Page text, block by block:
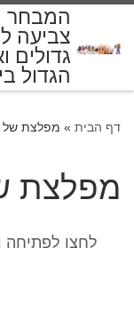
המבחר
צביעה
גדולים
הגדול
דף הבית » מפלצת של מלון
מפלצת של
לחצו לפתיחה